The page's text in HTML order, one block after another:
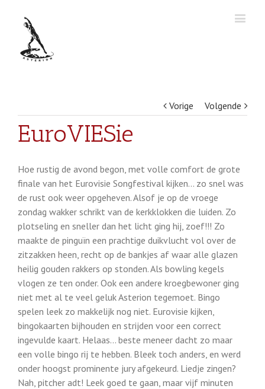
Vorige Volgende
EuroVIESie
Hoe rustig de avond begon, met volle comfort de grote
finale van het Eurovisie Songfestival kijken… zo snel was
de rust ook weer opgeheven. Alsof je op de vroege
zondag wakker schrikt van de kerkklokken die luiden. Zo
plotseling en sneller dan het licht ging hij, zoef!!! Zo
maakte de pinguïn een prachtige duikvlucht vol over de
zitzakken heen, recht op de bankjes af waar alle glazen
heilig gouden rakkers op stonden. Als bowling kegels
vlogen ze ten onder. Ook een andere kroegbewoner ging
niet met al te veel geluk Asterion tegemoet. Bingo
spelen leek zo makkelijk nog niet. Eurovisie kijken,
bingokaarten bijhouden en strijden voor een correct
ingevulde kaart. Helaas… beste meneer dacht zo maar
een volle bingo rij te hebben. Bleek toch anders, en werd
onder hoogst prominente jury afgekeurd. Liedje zingen?
Nah, pitcher adt! Leek goed te gaan, maar vijf minuten